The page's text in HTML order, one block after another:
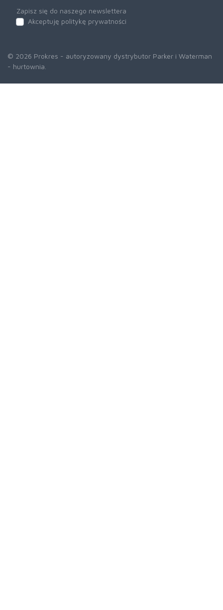
Zapisz się do naszego newslettera
Akceptuję politykę prywatności
© 2026 Prokres - autoryzowany dystrybutor Parker i Waterman
- hurtownia.